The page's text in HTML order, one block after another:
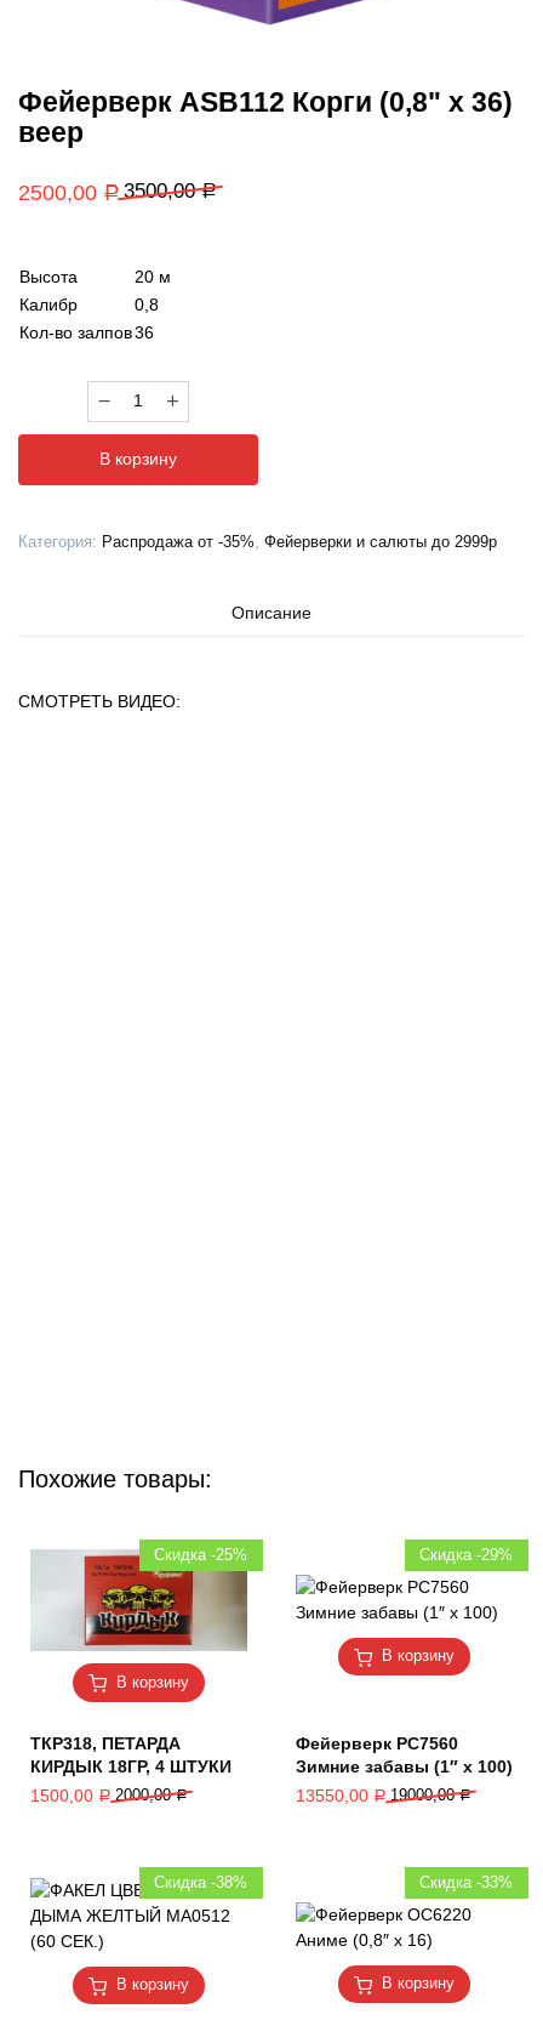
Фейерверк ASB112 Корги (0,8" х 36)
веер
3500,00Р
2500,00 Р
Высота
20 м
Калибр
0,8
Кол-во залпов36
Количество
товара
ASB112
х
В корзину
Категория: Распродажа от -35% Фейерверки и салюты до 2999р
Описание
СМОТРЕТЬ ВИДЕО:
Похожие товары:
В корзину
Скидка -25%
ТКР318, ПЕТАРДА
КИРДЫК 18ГР, 4 ШТУКИ
2000,00Р
1500,00 Р
В корзину
Скидка -29%
Фейерверк РС7560
Зимние забавы (1″ х 100)
19000,00Р
13550,00 Р
В корзину
Скидка -38%
В корзину
Скидка -33%